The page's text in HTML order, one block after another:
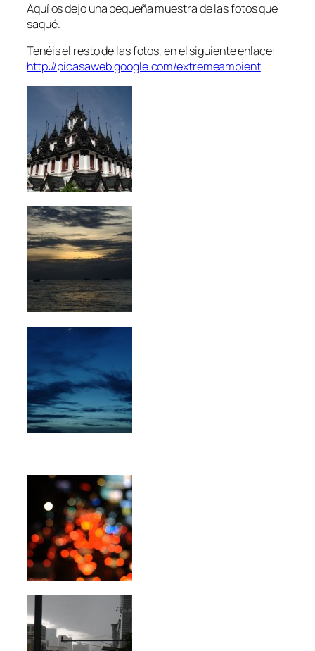
Aquí os dejo una pequeña muestra de las fotos que
saqué.
Tenéis el resto de las fotos, en el siguiente enlace:
http://picasaweb.google.com/extremeambient